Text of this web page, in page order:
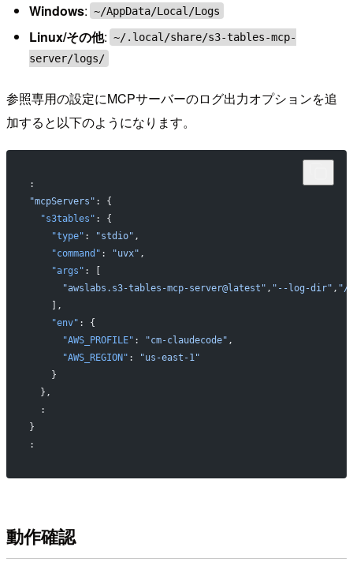
Windows: ~/AppData/Local/Logs
Linux/その他: ~/.local/share/s3-tables-mcp-
server/logs/
参照専用の設定にMCPサーバーのログ出力オプションを追
加すると以下のようになります。
:
"mcpServers" : {
  "s3tables"
: {
    "type"
: "stdio" ,
    "command"
: "uvx" ,
    "args"
: [
      "awslabs.s3-tables-mcp-server@latest"
, "--log-dir" , "/
    ],
    "env"
: {
      "AWS_PROFILE"
: "cm-claudecode" ,
      "AWS_REGION"
:
"us-east-1"
    }
  },
  :
}
:
動作確認